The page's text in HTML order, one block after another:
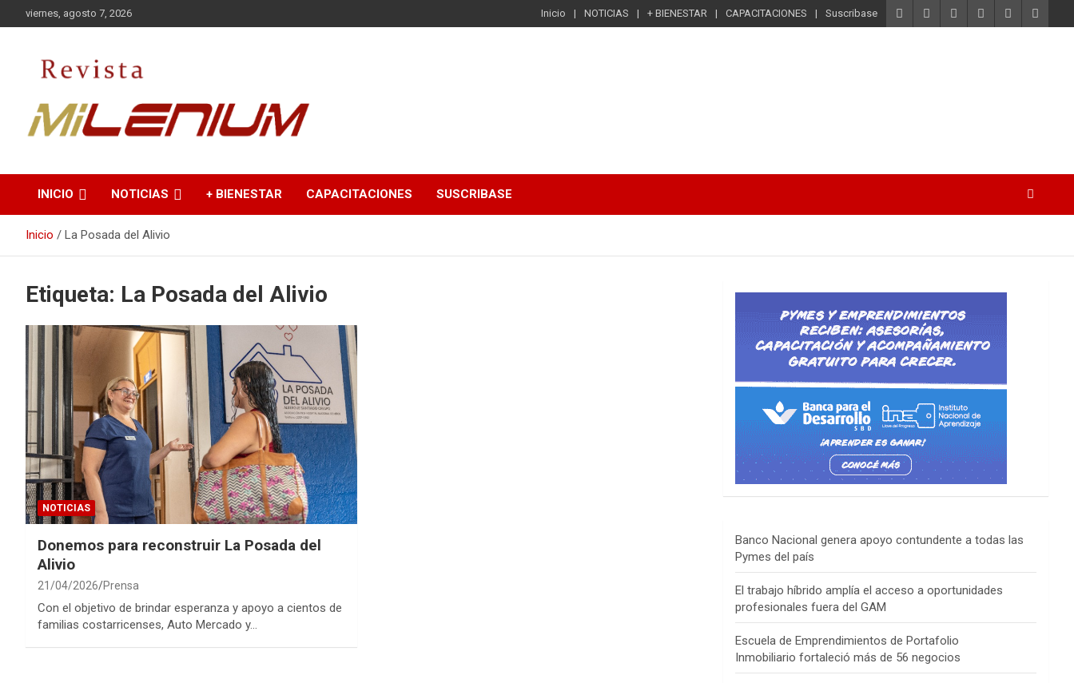
al
viernes, agosto 7, 2026 Inicio NOTICIAS + BIENESTAR CAPACITACIONES Suscribase
Revista Milenium
INICIO NOTICIAS + BIENESTAR CAPACITACIONES SUSCRIBASE
Inicio La Posada del Alivio
Etiqueta: La Posada del Alivio
NOTICIAS
Donemos para reconstruir La Posada del
Alivio
21/04/2026 Prensa
Con el objetivo de brindar esperanza y apoyo a cientos de
familias costarricenses, Auto Mercado y…
Banco Nacional genera apoyo contundente a todas las
Pymes del país
El trabajo híbrido amplía el acceso a oportunidades
profesionales fuera del GAM
Escuela de Emprendimientos de Portafolio
Inmobiliario fortaleció más de 56 negocios